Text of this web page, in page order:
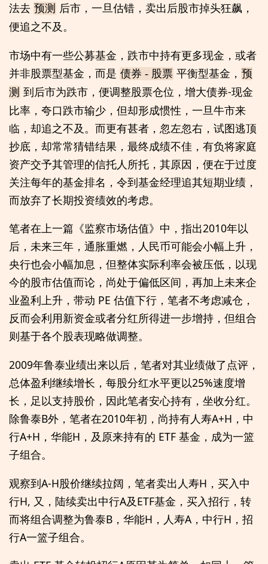
法去 预测 后市，一旦估错，卖出后股市掉头狂飙，
便追之不及。
市场中有一些公募基金，跌市中持有更多现金，或者
并非股票型基金，而是 债券 - 股票 平衡型基金， 预
测 到后市为跌市，便调整股票仓位，增大债券-现金
比率，夸口跌市输少，但却形成惯性，一旦牛市来
临，却追之不及。而更有甚者，忽左忽右，试图逃顶
抄底，却常常猜错结果，最终成绩不佳，有负将家庭
资产交予其管理的信托人所托，其原因，便在于过度
关注每年的基金排名，令到基金经理追其短期业绩，
而放弃了长期投资绩效的考虑。
笔者在上一篇《监察市场估值》中，指出2010年以
后，未来三年，通胀重燃，人民币可能会小幅上升，
央行也会小幅加息，但整体实际利率会被压低，以现
今的股市估值而论，尚处于偏低区间，再加上未来企
业盈利上升，带动 PE 估值下行，笔者不考虑减仓，
反而会利用新资金或者分红所得进一步增持，但组合
则基于各个股表现略做调整。
2009年鲁泰业绩出来以后，笔者对其业绩做了点评，
总体盈利继续增长，每股分红水平更以25%速度增
长，足以支持股价，因此笔者安心持有，坐收分红。
除鲁泰B外，笔者在2010年初，尚持有人寿A+H，中
行A+H，华能H，及原来持有的 ETF 基金，成为一篮
子组合。
观察到A-H股价继续拉阔，笔者卖出人寿H，买入中
行H, 又，陆续卖出中行A及ETF基金，买入招行，转
而将组合调整为鲁泰B，华能H，人寿A，中行H，招
行A一篮子组合。